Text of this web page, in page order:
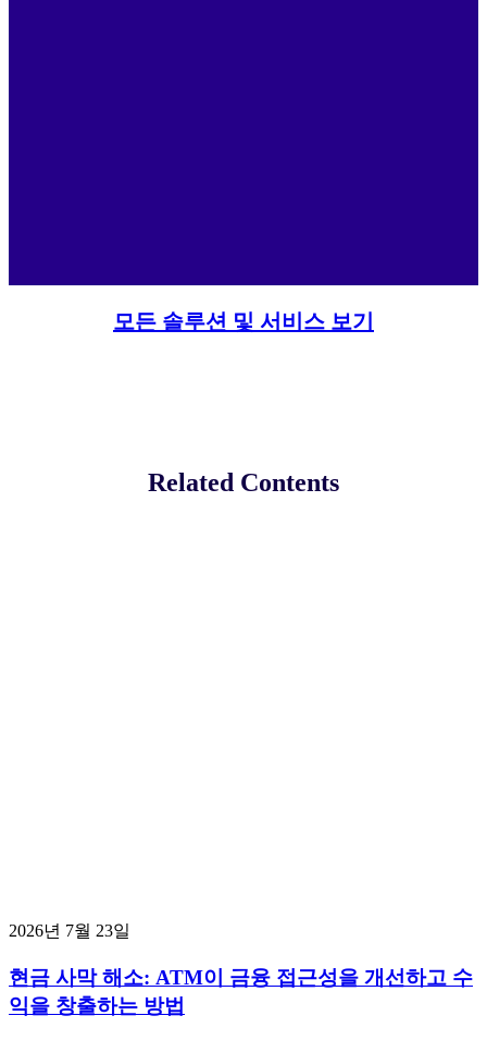
모든 솔루션 및 서비스 보기
Related Contents
2026년 7월 23일
현금 사막 해소: ATM이 금융 접근성을 개선하고 수
익을 창출하는 방법